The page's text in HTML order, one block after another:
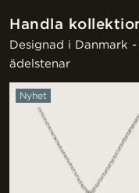
Handla
Designad i Danmark
ädelstenar
Nyhet